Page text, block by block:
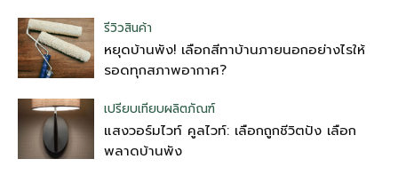
รีวิวสินค้า
หยุดบ้านพัง! เลือกสีทาบ้านภายนอกอย่างไรให้
รอดทุกสภาพอากาศ?
เปรียบเทียบผลิตภัณฑ์
แสงวอร์มไวท์ คูลไวท์: เลือกถูกชีวิตปัง เลือก
พลาดบ้านพัง